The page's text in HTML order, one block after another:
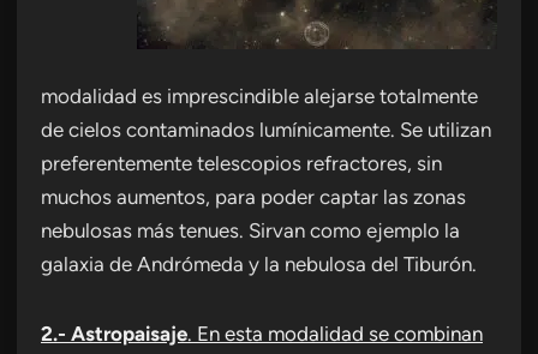
modalidad es imprescindible alejarse totalmente
de cielos contaminados lumínicamente. Se utilizan
preferentemente telescopios refractores, sin
muchos aumentos, para poder captar las zonas
nebulosas más tenues. Sirvan como ejemplo la
galaxia de Andrómeda y la nebulosa del Tiburón.
2.- Astropaisaje. En esta modalidad se combinan